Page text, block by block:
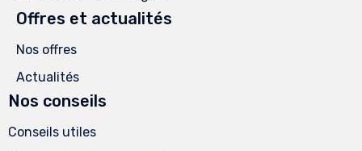
Offres et actualités
Nos offres
Actualités
Nos conseils
Conseils utiles